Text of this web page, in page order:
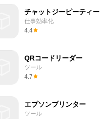
チャットジーピーティー
仕事効率化
4.4
QRコードリーダー
ツール
4.7
エプソンプリンター
ツール